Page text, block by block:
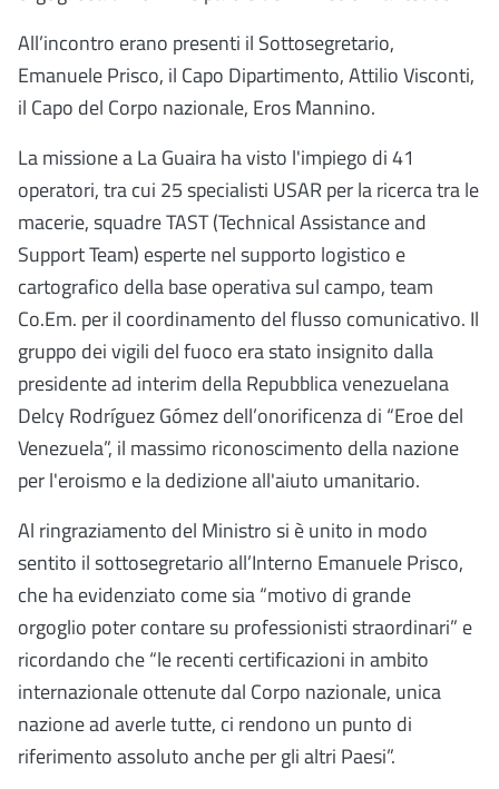
All’incontro erano presenti il Sottosegretario,
Emanuele Prisco, il Capo Dipartimento, Attilio Visconti,
il Capo del Corpo nazionale, Eros Mannino.
La missione a La Guaira ha visto l'impiego di 41
operatori, tra cui 25 specialisti USAR per la ricerca tra le
macerie, squadre TAST (Technical Assistance and
Support Team) esperte nel supporto logistico e
cartografico della base operativa sul campo, team
Co.Em. per il coordinamento del flusso comunicativo. Il
gruppo dei vigili del fuoco era stato insignito dalla
presidente ad interim della Repubblica venezuelana
Delcy Rodríguez Gómez dell’onorificenza di “Eroe del
Venezuela”, il massimo riconoscimento della nazione
per l'eroismo e la dedizione all'aiuto umanitario.
Al ringraziamento del Ministro si è unito in modo
sentito il sottosegretario all’Interno Emanuele Prisco,
che ha evidenziato come sia “motivo di grande
orgoglio poter contare su professionisti straordinari” e
ricordando che “le recenti certificazioni in ambito
internazionale ottenute dal Corpo nazionale, unica
nazione ad averle tutte, ci rendono un punto di
riferimento assoluto anche per gli altri Paesi”.